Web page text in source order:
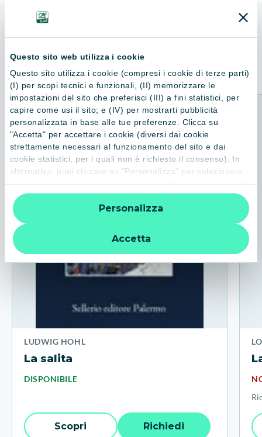
Questo sito web utilizza i cookie
Questo sito utilizza i cookie (compresi i cookie di terze parti)
(I) per scopi tecnici e funzionali, (II) memorizzare le
impostazioni del sito che preferisci (III) a fini statistici, per
capire come usi il sito; e (IV) per mostrarti pubblicità
personalizzata in base alle tue preferenze. Clicca su
"Accetta" per accettare i cookie (diversi dai cookie
strettamente necessari al funzionamento del sito e dai
cookie statistici, per i quali non è richiesto il consenso). In
alternativa, puoi cliccare su "Personalizza" per selezionare
le categorie di cookie che desideri accettare. Cliccando sulla
“X” le impostazioni predefinite vengono lasciate invariate e
quindi la navigazione può continuare senza cookie o altri
strumenti di tracciamento diversi da quelli tecnici. Per
ulteriori informazioni:
informativa privacy
Accetta
Personalizza
Consigliati per te
LUDWIG HOHL
La salita
DISPONIBILE
Scopri Richiedi